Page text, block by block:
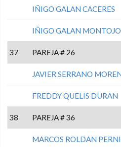
IÑIGO GALAN CACERES
IÑIGO GALAN MONTOJO
37 PAREJA # 26
JAVIER SERRANO
FREDDY QUELIS DURAN
38 PAREJA # 36
MARCOS ROLDAN